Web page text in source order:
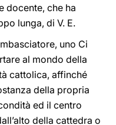
docente, che ha
lunga, di V. E.
uno Ci
al mondo della
cattolica, affinché
della propria
ed il centro
della cattedra o